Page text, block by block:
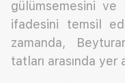
gülümsemesini
ifadesini temsil
zamanda,
tatları arasında yer